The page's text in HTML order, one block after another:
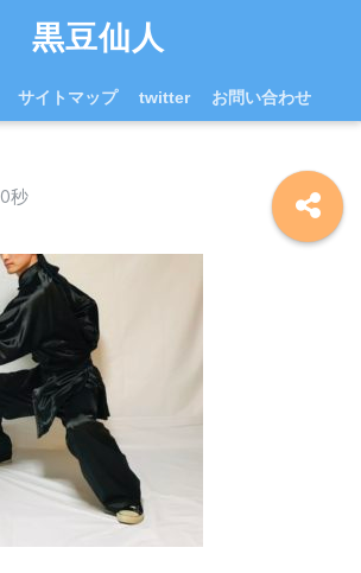
黒豆仙人
サイトマップ twitter お問い合わせ
0秒